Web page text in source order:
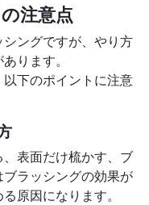
注意点
ングですが、やり方
ります。
下のポイントに注意
表面だけ梳かす、ブ
ラッシングの効果が
原因になります。